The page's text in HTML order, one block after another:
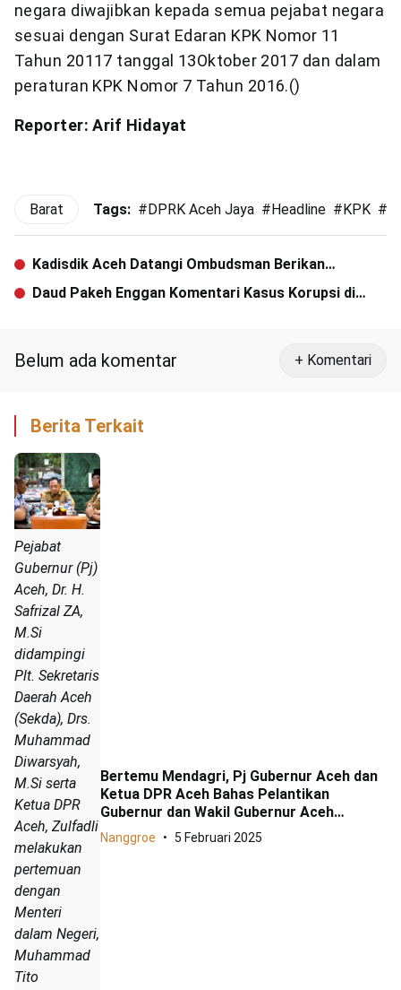
negara diwajibkan kepada semua pejabat negara
sesuai dengan Surat Edaran KPK Nomor 11
Tahun 20117 tanggal 13Oktober 2017 dan dalam
peraturan KPK Nomor 7 Tahun 2016.()
Reporter: Arif Hidayat
Barat Tags: #DPRK Aceh Jaya #Headline #KPK #
Kadisdik Aceh Datangi Ombudsman Berikan
Klarifikasi
Daud Pakeh Enggan Komentari Kasus Korupsi di
Belum ada komentar + Komentari
Berita Terkait
Pejabat
Gubernur (Pj)
Aceh, Dr. H.
Safrizal ZA,
M.Si
didampingi
Plt. Sekretaris
Daerah Aceh
(Sekda), Drs.
Muhammad
Diwarsyah,
M.Si serta
Ketua DPR
Aceh, Zulfadli
melakukan
pertemuan
dengan
Menteri
dalam Negeri,
Muhammad
Tito
Bertemu Mendagri, Pj Gubernur Aceh dan
Ketua DPR Aceh Bahas Pelantikan
Gubernur dan Wakil Gubernur Aceh
Terpilih
Nanggroe 5 Februari 2025